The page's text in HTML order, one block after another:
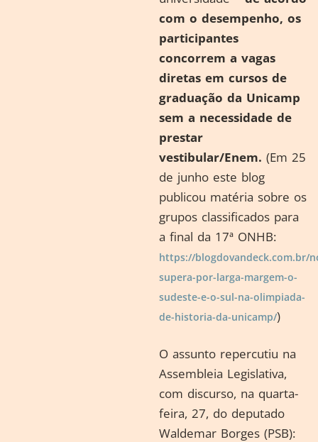
com o desempenho, os
participantes
concorrem a vagas
diretas em cursos de
graduação da Unicamp
sem a necessidade de
prestar
vestibular/Enem. (Em 25
de junho este blog
publicou matéria sobre os
grupos classificados para
a final da 17ª ONHB:
https://blogdovandeck.com.br/
supera-por-larga-margem-o-
sudeste-e-o-sul-na-olimpiada-
de-historia-da-unicamp/)
O assunto repercutiu na
Assembleia Legislativa,
com discurso, na quarta-
feira, 27, do deputado
Waldemar Borges (PSB):